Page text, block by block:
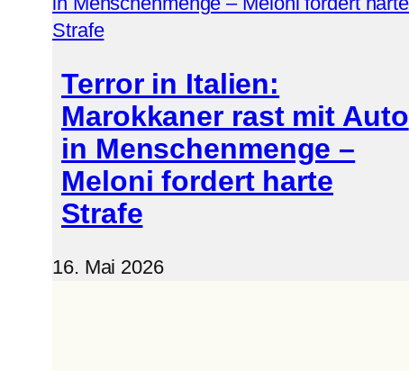
Terror in Italien:
Marokkaner rast mit Auto
in Menschenmenge –
Meloni fordert harte
Strafe
16. Mai 2026